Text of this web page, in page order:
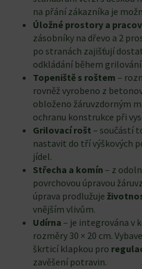
na přání zákazníka je
Úložné prostory a
zásobníky na dřevo a 2
po stranách zajišťují
odkládání během grilování.
Topeniště s roštem –
rovněž vyrobeno z
obloženo žáruvzdorným
ochranu konstrukce při
Grilovací rošt – součástí
nastavit do tří výškových
jídel.
Střecha a komín – z
povrchovou úpravou
úprava prodlužuje
vnějším vlivům.
Udírna – je integrována v
rozměry 30 × 20 cm.
škrticí klapkou pro
zavěšení potravin.